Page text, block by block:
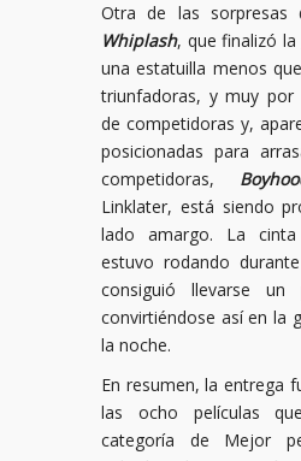
Otra de las sorpresas
Whiplash, que finalizó
una estatuilla menos
triunfadoras, y muy por
de competidoras y,
posicionadas para
competidoras,
Linklater, está siendo
lado amargo. La
estuvo rodando
consiguió llevarse
convirtiéndose así en la
la noche.
En resumen, la entrega
las ocho películas
categoría de Mejor